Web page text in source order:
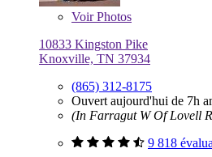
VoirPhotos
10833 Kingston Pike
Knoxville, TN 37934
(865) 312-8175
Ouvert aujourd'hui de 7h
(In Farragut W Of Lovell
9 818